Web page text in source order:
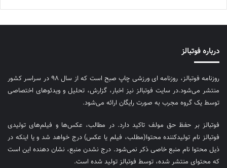
درباره فوتبالز
روزنامه فوتبالز، روزنامه ای ورزشی چاپ صبح است که از سال ۹۸ در سراسر کشور
منتشر می‌شود.در سایت فوتبالز نیز اخبار، گزارش، تحلیل و ویدئوهای اختصاصی
توسط یک گروه مجرب به صورت رایگان ارائه می‌شود.
فوتبالز بر حفظ حق مولف تاکید دارد. در مطالب، عکس‌ها و فیلم‌های تولیدی
فوتبالز نام تولیدکننده محتوا(مطلب، فیلم یا عکس) درج خواهد شد و یا اینکه در
ذیل محتوا نام منبع خاصی ذکر نمی‌‎شود. درج نشدن منبع، نشان دهنده این است
که محتوای منتشر شده، توسط فوتبالز تولید شده است.